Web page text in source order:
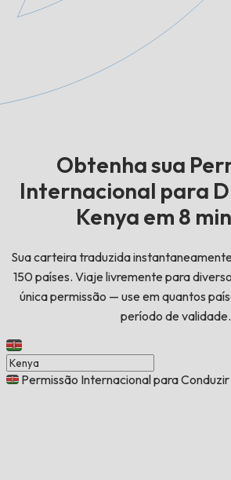
Obtenha sua
Internacional para
Kenya em 8
Sua carteira traduzida
150 países. Viaje livremente para
única permissão — use em quantos
período de validade.
Permissão Internacional para